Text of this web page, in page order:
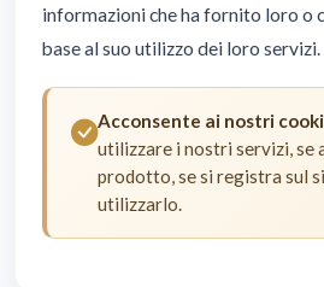
informazioni che ha fornito loro o
base al suo utilizzo dei loro servizi.
Acconsente ai nostri
utilizzare i nostri servizi, se
prodotto, se si registra sul
utilizzarlo.